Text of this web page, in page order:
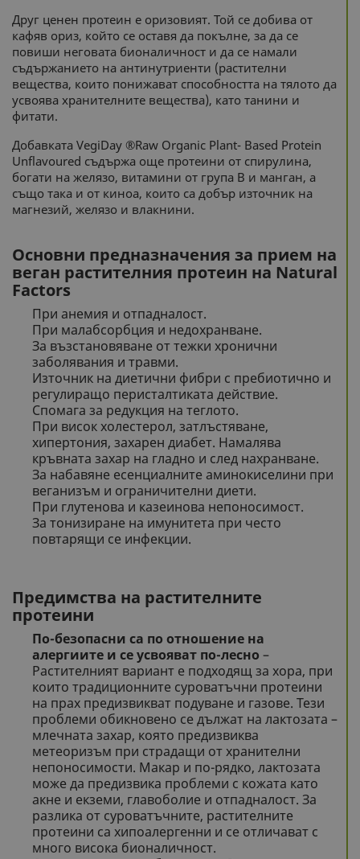
Друг ценен протеин е оризовият. Той се добива от
кафяв ориз, който се оставя да покълне, за да се
повиши неговата бионаличност и да се намали
съдържанието на антинутриенти (растителни
вещества, които понижават способността на тялото да
усвоява хранителните вещества), като танини и
фитати.
Добавката VegiDay ®Raw Organic Plant- Based Protein
Unflavoured съдържа още протеини от спирулина,
богати на желязо, витамини от група В и манган, а
също така и от киноа, които са добър източник на
магнезий, желязо и влакнини.
Основни предназначения за прием на
веган растителния протеин на Natural
Factors
При анемия и отпадналост.
При малабсорбция и недохранване.
За възстановяване от тежки хронични
заболявания и травми.
Източник на диетични фибри с пребиотично и
регулиращо перисталтиката действие.
Спомага за редукция на теглото.
При висок холестерол, затлъстяване,
хипертония, захарен диабет. Намалява
кръвната захар на гладно и след нахранване.
За набавяне есенциалните аминокиселини при
веганизъм и ограничителни диети.
При глутенова и казеинова непоносимост.
За тонизиране на имунитета при често
повтарящи се инфекции.
Предимства на растителните
протеини
По-безопасни са по отношение на
алергиите и се усвояват по-лесно –
Растителният вариант е подходящ за хора, при
които традиционните суроватъчни протеини
на прах предизвикват подуване и газове. Тези
проблеми обикновено се дължат на лактозата –
млечната захар, която предизвиква
метеоризъм при страдащи от хранителни
непоносимости. Макар и по-рядко, лактозата
може да предизвика проблеми с кожата като
акне и екземи, главоболие и отпадналост. За
разлика от суроватъчните, растителните
протеини са хипоалергенни и се отличават с
много висока бионаличност.